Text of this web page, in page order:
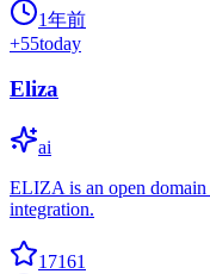
1年前
+55today
Eliza
ai
ELIZA is an open
integration.
17161